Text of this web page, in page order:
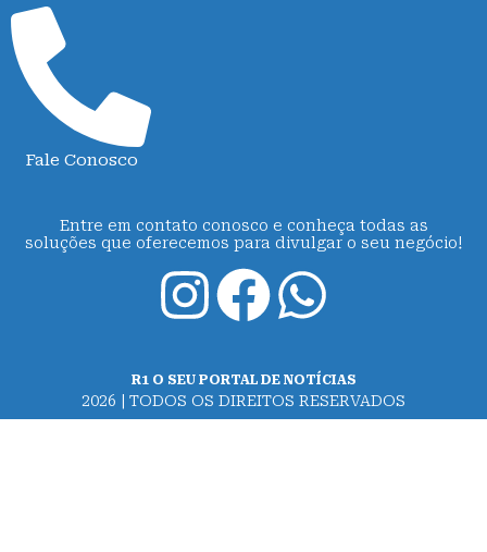
Fale Conosco
Entre em contato conosco e conheça todas as
soluções que oferecemos para divulgar o seu negócio!
R1 O SEU PORTAL DE NOTÍCIAS
2026 | TODOS OS DIREITOS RESERVADOS